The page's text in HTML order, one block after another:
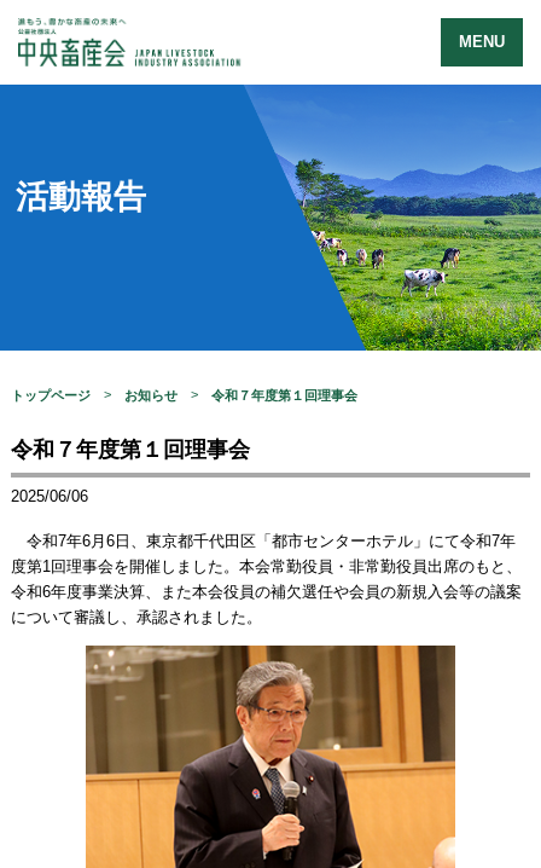
MENU
活動報告
トップページ お知らせ 令和７年度第１回理事会
令和７年度第１回理事会
2025/06/06
令和7年6月6日、東京都千代田区「都市センターホテル」にて令和7年
度第1回理事会を開催しました。本会常勤役員・非常勤役員出席のもと、
令和6年度事業決算、また本会役員の補欠選任や会員の新規入会等の議案
について審議し、承認されました。